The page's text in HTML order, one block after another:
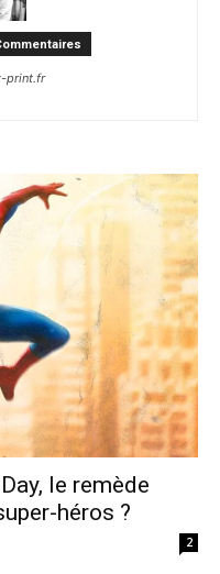
print.fr
le remède
héros ?
2